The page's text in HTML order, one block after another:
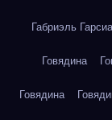
Габриэль
Говядина
Говядина